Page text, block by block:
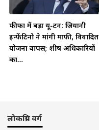
फीफा में बड़ा यू-टर्न: जियानी
इन्फेंटिनो ने मांगी माफी, विवादित
योजना वापस; शीर्ष अधिकारियों
का...
लोकप्रिय वर्ग